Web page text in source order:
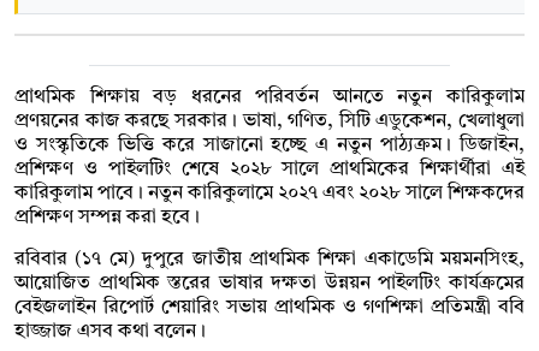
প্রাথমিক শিক্ষায় বড় ধরনের পরিবর্তন আনতে নতুন কারিকুলাম
প্রণয়নের কাজ করছে সরকার। ভাষা, গণিত, সিটি এডুকেশন, খেলাধুলা
ও সংস্কৃতিকে ভিত্তি করে সাজানো হচ্ছে এ নতুন পাঠ্যক্রম। ডিজাইন,
প্রশিক্ষণ ও পাইলটিং শেষে ২০২৮ সালে প্রাথমিকের শিক্ষার্থীরা এই
কারিকুলাম পাবে। নতুন কারিকুলামে ২০২৭ এবং ২০২৮ সালে শিক্ষকদের
প্রশিক্ষণ সম্পন্ন করা হবে।
রবিবার (১৭ মে) দুপুরে জাতীয় প্রাথমিক শিক্ষা একাডেমি ময়মনসিংহ,
আয়োজিত প্রাথমিক স্তরের ভাষার দক্ষতা উন্নয়ন পাইলটিং কার্যক্রমের
বেইজলাইন রিপোর্ট শেয়ারিং সভায় প্রাথমিক ও গণশিক্ষা প্রতিমন্ত্রী ববি
হাজ্জাজ এসব কথা বলেন।